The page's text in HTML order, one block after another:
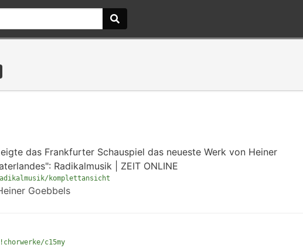
das Frankfurter Schauspiel das neueste Werk von Heiner
Radikalmusik | ZEIT ONLINE
komplettansicht
Goebbels
c15my